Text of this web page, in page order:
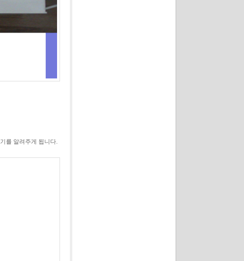
를 알려주게 됩니다.